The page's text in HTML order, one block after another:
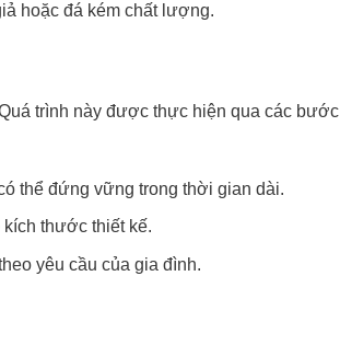
hoặc đá kém chất lượng.
trình này được thực hiện qua các bước
thể đứng vững trong thời gian dài.
thước thiết kế.
yêu cầu của gia đình.